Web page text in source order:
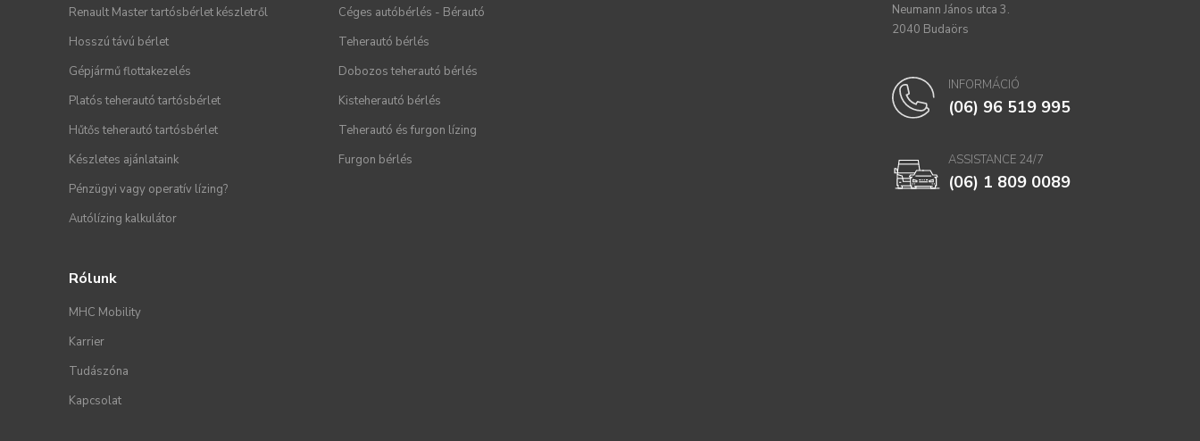
Renault Master tartósbérlet készletről
Hosszú távú bérlet
Gépjármű flottakezelés
Platós teherautó tartósbérlet
Hűtős teherautó tartósbérlet
Készletes ajánlataink
Pénzügyi vagy operatív lízing?
Autólízing kalkulátor
Céges autóbérlés - Bérautó
Teherautó bérlés
Dobozos teherautó bérlés
Kisteherautó bérlés
Teherautó és furgon lízing
Furgon bérlés
Rólunk
MHC Mobility
Karrier
Tudászóna
Kapcsolat
Neumann János utca 3.
2040 Budaörs
INFORMÁCIÓ
(06) 96 519 995
ASSISTANCE 24/7
(06) 1 809 0089